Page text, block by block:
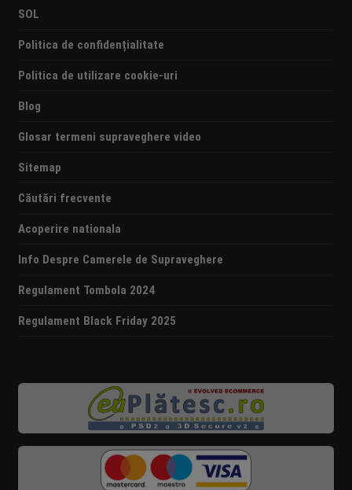
SOL
Politica de confidențialitate
Politica de utilizare cookie-uri
Blog
Glosar termeni supraveghere video
Sitemap
Căutări frecvente
Acoperire nationala
Info Despre Camerele de Supraveghere
Regulament Tombola 2024
Regulament Black Friday 2025